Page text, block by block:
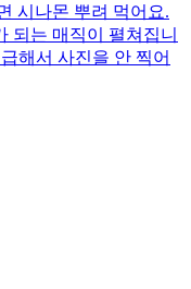
시나몬 뿌려 먹어요.
되는 매직이 펼쳐집니
해서 사진을 안 찍어